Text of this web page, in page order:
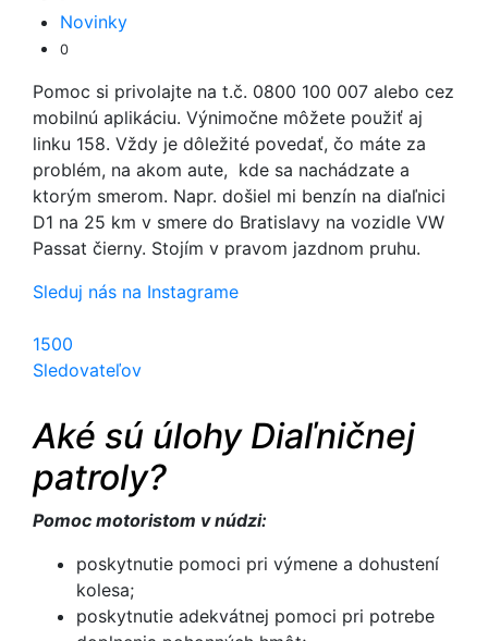
Novinky
0
Pomoc si privolajte na t.č. 0800 100 007 alebo cez
mobilnú aplikáciu. Výnimočne môžete použiť aj
linku 158. Vždy je dôležité povedať, čo máte za
problém, na akom aute, kde sa nachádzate a
ktorým smerom. Napr. došiel mi benzín na diaľnici
D1 na 25 km v smere do Bratislavy na vozidle VW
Passat čierny. Stojím v pravom jazdnom pruhu.
Sleduj nás na Instagrame
1500
Sledovateľov
Aké sú úlohy Diaľničnej
patroly?
Pomoc motoristom v núdzi:
poskytnutie pomoci pri výmene a dohustení
kolesa;
poskytnutie adekvátnej pomoci pri potrebe